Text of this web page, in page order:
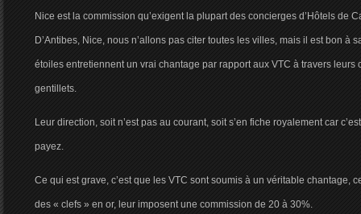
Nice est la commission qu’exigent la plupart des concierges d’Hôtels de
D’Antibes, Nice, nous n’allons pas citer toutes les villes, mais il est bon à
étoiles entretiennent un vrai chantage par rapport aux VTC à travers leurs
gentillets.
Leur direction, soit n’est pas au courant, soit s’en fiche royalement car
payez.
Ce qui est grave, c’est que les VTC sont soumis à un véritable chantage,
des « clefs » en or, leur imposent une commission de 20 à 30%.